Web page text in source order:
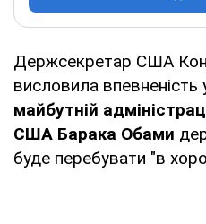
Держсекретар США
висловила
майбутній
США Барака Обами
буде перебувати "в